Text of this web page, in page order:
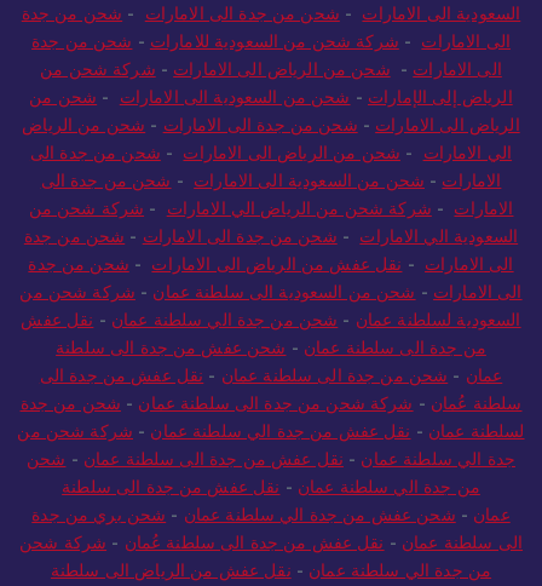
السعودية الى الامارات - شحن من جدة الى الامارات - شحن من جدة
الى الامارات - شركة شحن من السعودية للامارات - شحن من جدة
الى الامارات - شحن من الرياض الى الامارات - شركة شحن من
الرياض إلى الإمارات - شحن من السعودية الى الامارات - شحن من
الرياض الى الامارات - شحن من جدة الى الامارات - شحن من الرياض
الي الامارات - شحن من الرياض الى الامارات - شحن من جدة الى
الامارات - شحن من السعودية الى الامارات - شحن من جدة الى
الامارات - شركة شحن من الرياض الي الامارات - شركة شحن من
السعودية الي الامارات - شحن من جدة الى الامارات - شحن من جدة
الى الامارات - نقل عفش من الرياض الى الامارات - شحن من جدة
الى الامارات - شحن من السعودية الى سلطنة عمان - شركة شحن من
السعودية لسلطنة عمان - شحن من جدة الي سلطنة عمان - نقل عفش
من جدة الى سلطنة عمان - شحن عفش من جدة الى سلطنة
عمان - شحن من جدة الى سلطنة عمان - نقل عفش من جدة الى
سلطنة عُمان - شركة شحن من جدة الى سلطنة عمان - شحن من جدة
لسلطنة عمان - نقل عفش من جدة الي سلطنة عمان - شركة شحن من
جدة الي سلطنة عمان - نقل عفش من جدة الى سلطنة عمان - شحن
من جدة الي سلطنة عمان - نقل عفش من جدة الى سلطنة
عمان - شحن عفش من جدة الي سلطنة عمان - شحن بري من جدة
الى سلطنة عمان - نقل عفش من جدة الى سلطنة عُمان - شركة شحن
من جدة الي سلطنة عمان - نقل عفش من الرياض الى سلطنة